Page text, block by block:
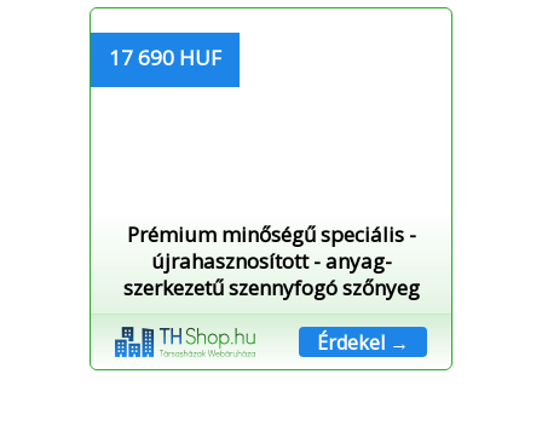
17 690 HUF
Prémium minőségű speciális -
újrahasznosított - anyag-
szerkezetű szennyfogó szőnyeg
Érdekel →